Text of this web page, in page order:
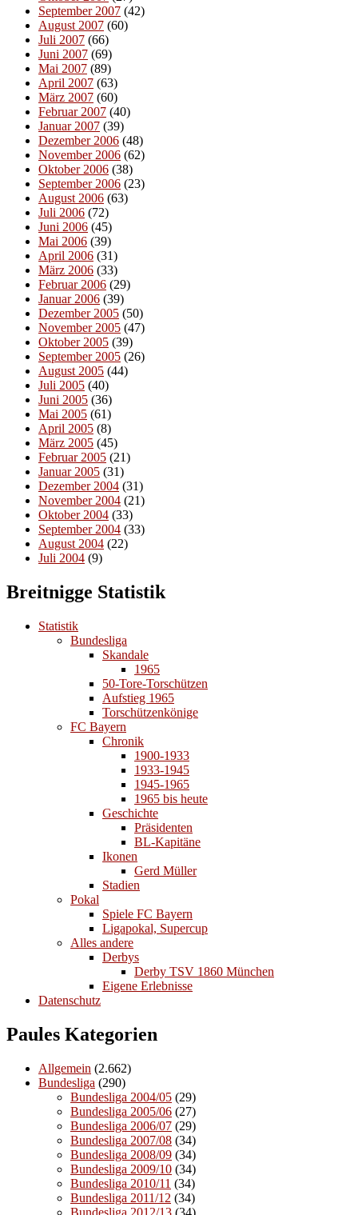
September 2007 (42)
August 2007 (60)
Juli 2007 (66)
Juni 2007 (69)
Mai 2007 (89)
April 2007 (63)
März 2007 (60)
Februar 2007 (40)
Januar 2007 (39)
Dezember 2006 (48)
November 2006 (62)
Oktober 2006 (38)
September 2006 (23)
August 2006 (63)
Juli 2006 (72)
Juni 2006 (45)
Mai 2006 (39)
April 2006 (31)
März 2006 (33)
Februar 2006 (29)
Januar 2006 (39)
Dezember 2005 (50)
November 2005 (47)
Oktober 2005 (39)
September 2005 (26)
August 2005 (44)
Juli 2005 (40)
Juni 2005 (36)
Mai 2005 (61)
April 2005 (8)
März 2005 (45)
Februar 2005 (21)
Januar 2005 (31)
Dezember 2004 (31)
November 2004 (21)
Oktober 2004 (33)
September 2004 (33)
August 2004 (22)
Juli 2004 (9)
Breitnigge Statistik
Statistik
Bundesliga
Skandale
1965
50-Tore-Torschützen
Aufstieg 1965
Torschützenkönige
FC Bayern
Chronik
1900-1933
1933-1945
1945-1965
1965 bis heute
Geschichte
Präsidenten
BL-Kapitäne
Ikonen
Gerd Müller
Stadien
Pokal
Spiele FC Bayern
Ligapokal, Supercup
Alles andere
Derbys
Derby TSV 1860 München
Eigene Erlebnisse
Datenschutz
Paules Kategorien
Allgemein (2.662)
Bundesliga (290)
Bundesliga 2004/05 (29)
Bundesliga 2005/06 (27)
Bundesliga 2006/07 (29)
Bundesliga 2007/08 (34)
Bundesliga 2008/09 (34)
Bundesliga 2009/10 (34)
Bundesliga 2010/11 (34)
Bundesliga 2011/12 (34)
Bundesliga 2012/13 (34)